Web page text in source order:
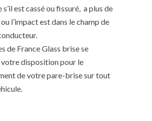
est cassé ou fissuré, a plus de
l’impact est dans le champ de
de France Glass brise se
disposition pour le
de votre pare-brise sur tout